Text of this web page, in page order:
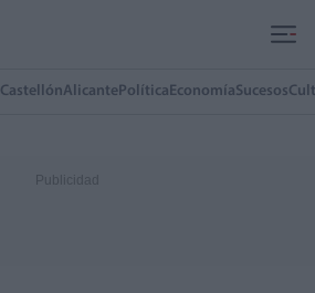
CastellónAlicante Política EconomíaSucesos